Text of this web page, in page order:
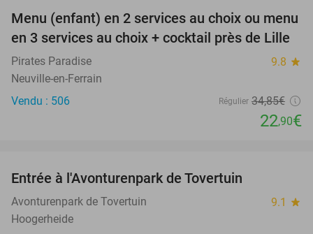
34%
Menu (enfant) en 2 services au choix ou menu
en 3 services au choix + cocktail près de Lille
Pirates Paradise 9.8 star
Neuville-en-Ferrain
Vendu : 506
Régulier 34,85€
22,90€
Entrée à l'Avonturenpark de Tovertuin
Avonturenpark de Tovertuin 9.1 star
Hoogerheide